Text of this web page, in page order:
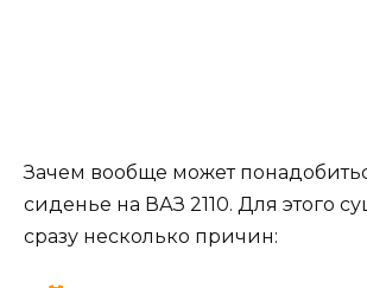
Зачем вообще может
сиденье на ВАЗ 2110. Для этого
сразу несколько причин: